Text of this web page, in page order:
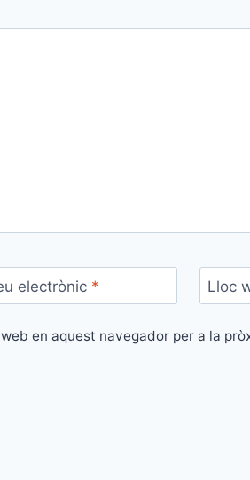
electrònic * Lloc
en aquest navegador per a la